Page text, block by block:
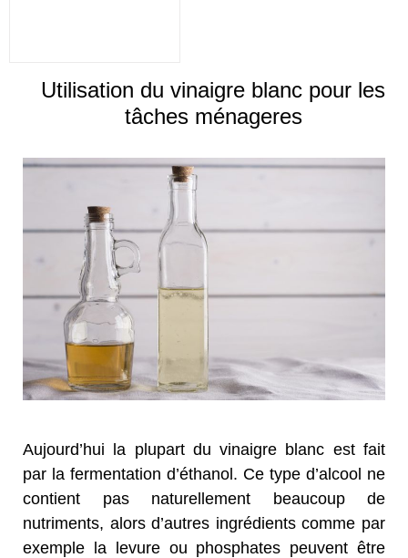
Utilisation du vinaigre blanc pour les
tâches ménageres
Aujourd’hui la plupart du vinaigre blanc est fait
par la fermentation d’éthanol. Ce type d’alcool ne
contient pas naturellement beaucoup de
nutriments, alors d’autres ingrédients comme par
exemple la levure ou phosphates peuvent être